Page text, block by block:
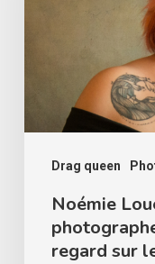
Drag queen
évoluer
notre
regard
corps
Noémie
regard sur